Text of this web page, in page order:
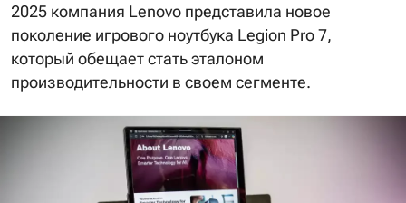
2025 компания Lenovo представила новое
поколение игрового ноутбука Legion Pro 7,
который обещает стать эталоном
производительности в своем сегменте.